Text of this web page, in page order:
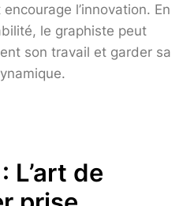
l’innovation. En
le graphiste peut
son travail et garder sa
L’art de